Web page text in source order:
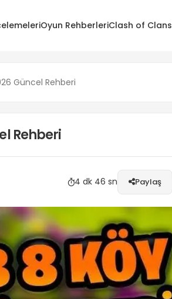
Oyun RehberleriClash of Clans
Güncel Rehberi
Rehberi
4 dk 46 sn Paylaş